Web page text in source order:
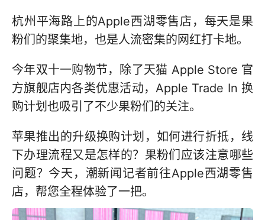
杭州平海路上的Apple西湖零售店，每天是果
粉们的聚集地，也是人流密集的网红打卡地。
今年双十一购物节，除了天猫 Apple Store 官
方旗舰店内各类优惠活动，Apple Trade In 换
购计划也吸引了不少果粉们的关注。
苹果推出的升级换购计划，如何进行折抵，线
下办理流程又是怎样的？果粉们应该注意哪些
问题？今天，潮新闻记者前往Apple西湖零售
店，帮您全程体验了一把。